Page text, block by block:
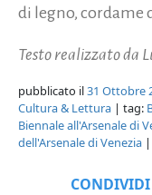
di legno, cordame
Testo realizzato da
pubblicato il31 Ottobre
Cultura & Lettura | tag:
Biennale all'Arsenale di
dell'Arsenale di Venezia
CONDIVIDI